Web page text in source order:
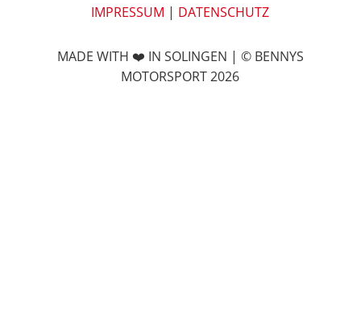
IMPRESSUM | DATENSCHUTZ
MADE WITH ❤️ IN SOLINGEN | © BENNYS
MOTORSPORT 2026